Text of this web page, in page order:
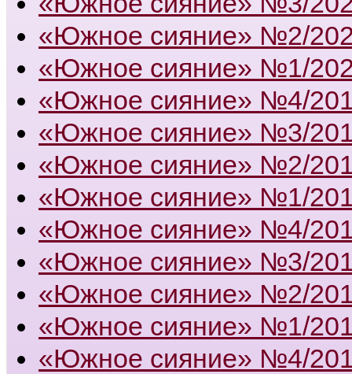
«Южное сияние» №2/
«Южное сияние» №1/
«Южное сияние» №4/
«Южное сияние» №3/
«Южное сияние» №2/
«Южное сияние» №1/
«Южное сияние» №4/
«Южное сияние» №3/
«Южное сияние» №2/
«Южное сияние» №1/
«Южное сияние» №4/